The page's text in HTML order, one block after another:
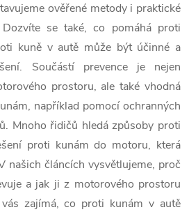
ověřené metody i praktické
se také, co pomáhá proti
kuně v autě může být účinné a
Součástí prevence je nejen
prostoru, ale také vhodná
například pomocí ochranných
Mnoho řidičů hledá způsoby proti
proti kunám do motoru, která
našich článcích vysvětlujeme, proč
a jak ji z motorového prostoru
zajímá, co proti kunám v autě